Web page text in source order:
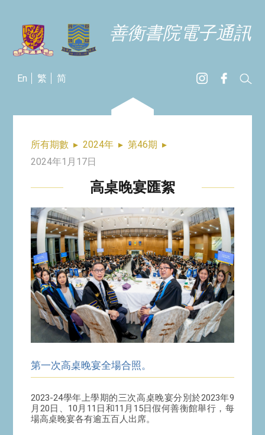
善衡書院電子通訊
En 繁 简
所有期數 ▸ 2024年 ▸ 第46期 ▸
2024年1月17日
高桌晚宴匯絮
第一次高桌晚宴全場合照。
2023-24學年上學期的三次高桌晚宴分別於2023年9
月20日、10月11日和11月15日假何善衡館舉行，每
場高桌晚宴各有逾五百人出席。